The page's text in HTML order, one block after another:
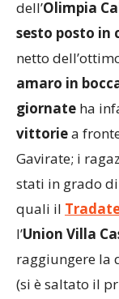
dell’Olimpia
sesto posto in
netto
amaro in
giornate ha
vittoriea
Gavirate; i
stati in grado
quali il
l’Union Villa
raggiungere la
(si è saltato il